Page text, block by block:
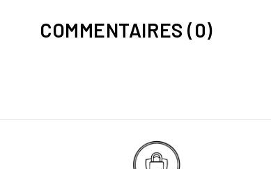
COMMENTAIRES (0)